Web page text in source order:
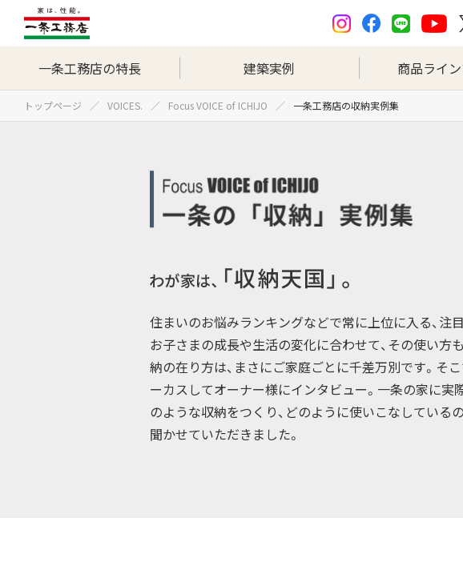
一条工務店の特長 建築実例 商品ライ
トップページ VOICES. Focus VOICE of ICHIJO 一条工務店の収納実例集
住まいのお悩みランキングなどで常に上位に入る、注目
お子さまの成長や生活の変化に合わせて、その使い方
納の在り方は、まさにご家庭ごとに千差万別です。そこ
ーカスしてオーナー様にインタビュー。一条の家に実
のような収納をつくり、どのように使いこなしている
聞かせていただきました。